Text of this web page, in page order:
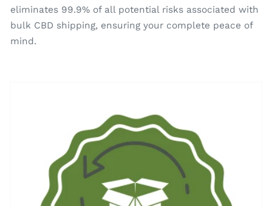
eliminates 99.9% of all potential risks associated with
bulk CBD shipping, ensuring your complete peace of
mind.